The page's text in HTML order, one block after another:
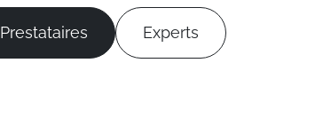
Prestataires Experts